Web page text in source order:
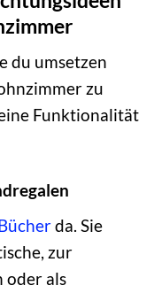
du umsetzen
zu
Funktionalität
da. Sie
zur
oder als